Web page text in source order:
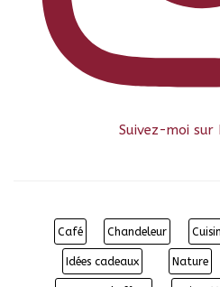
Suivez-moi sur
Café Chandeleur
Idées cadeaux Nature